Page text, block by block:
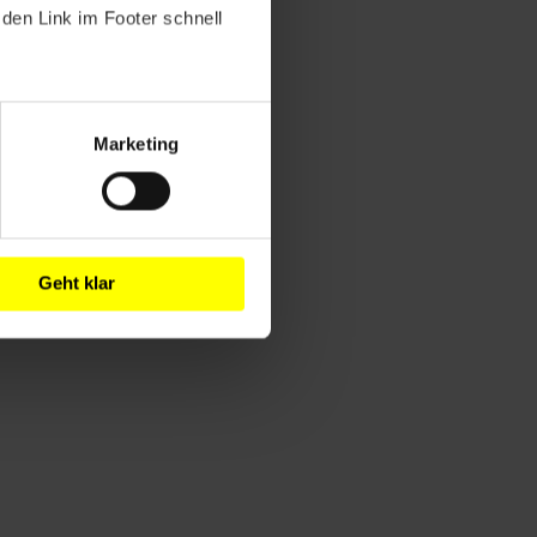
Link im Footer schnell
Marketing
Geht klar